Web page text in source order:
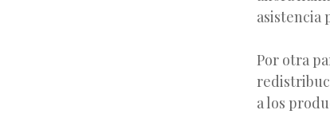
asistencia
Por otra
a los